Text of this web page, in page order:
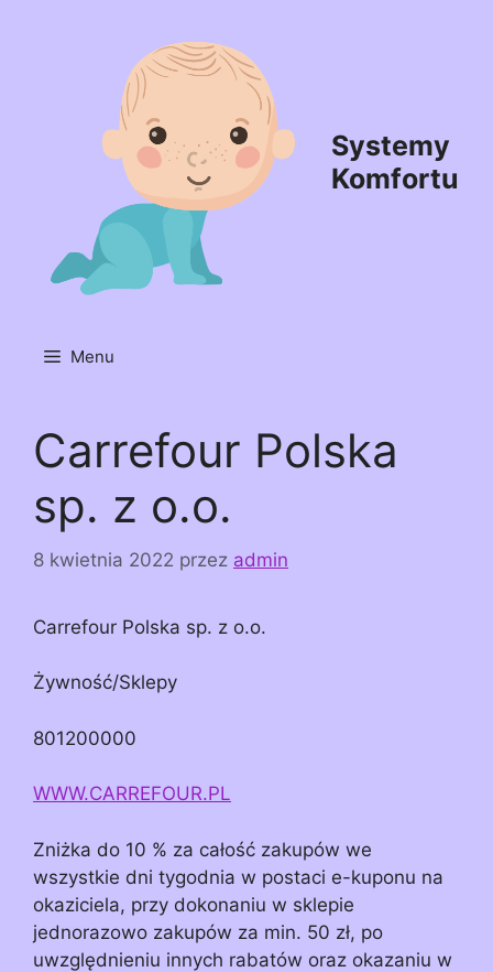
Systemy
Komfortu
Menu
Carrefour Polska
sp. z o.o.
8 kwietnia 2022 przez admin
Carrefour Polska sp. z o.o.
Żywność/Sklepy
801200000
WWW.CARREFOUR.PL
Zniżka do 10 % za całość zakupów we
wszystkie dni tygodnia w postaci e-kuponu na
okaziciela, przy dokonaniu w sklepie
jednorazowo zakupów za min. 50 zł, po
uwzględnieniu innych rabatów oraz okazaniu w